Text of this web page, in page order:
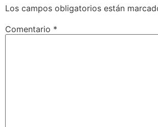
Los campos obligatorios están
Comentario *